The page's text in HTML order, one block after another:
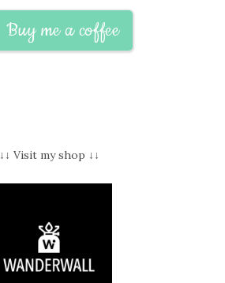
Buy me a coffee
↓↓ Visit my shop ↓↓